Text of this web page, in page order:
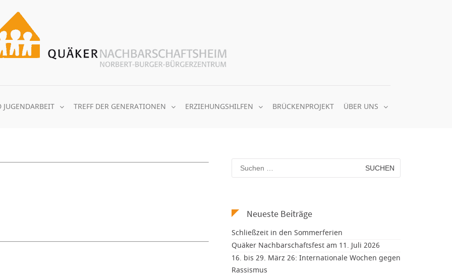
TREFF DER GENERATIONEN ERZIEHUNGSHILFEN BRÜCKENPROJEKT ÜBER UNS
Suchen
nach:
Neueste Beiträge
Schließzeit in den Sommerferien
Quäker Nachbarschaftsfest am 11. Juli 2026
16. bis 29. März 26: Internationale Wochen gegen
Rassismus